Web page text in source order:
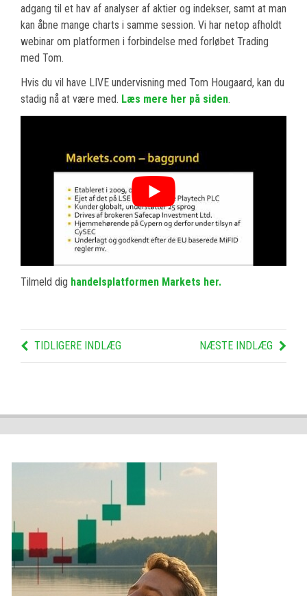
adgang til et hav af analyser af aktier og indekser, samt at man
kan åbne mange charts i samme session. Vi har netop afholdt
webinar om platformen i forbindelse med forløbet Trading
med Tom.
Hvis du vil have LIVE undervisning med Tom Hougaard, kan du
stadig nå at være med. Læs mere her på siden.
Tilmeld dig handelsplatformen Markets her.
TIDLIGERE INDLÆG NÆSTE INDLÆG